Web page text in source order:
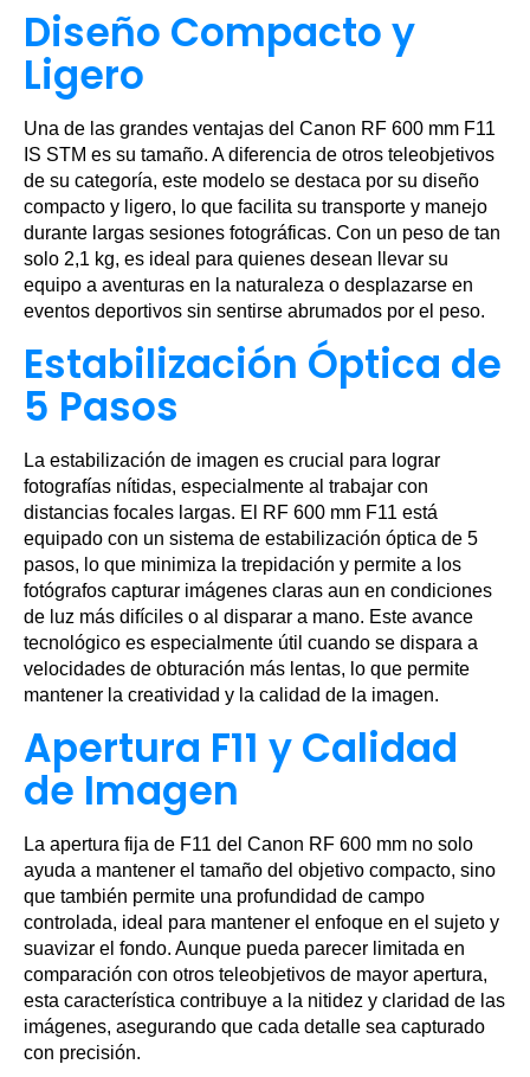
Diseño Compacto y
Ligero
Una de las grandes ventajas del Canon RF 600 mm F11
IS STM es su tamaño. A diferencia de otros teleobjetivos
de su categoría, este modelo se destaca por su diseño
compacto y ligero, lo que facilita su transporte y manejo
durante largas sesiones fotográficas. Con un peso de tan
solo 2,1 kg, es ideal para quienes desean llevar su
equipo a aventuras en la naturaleza o desplazarse en
eventos deportivos sin sentirse abrumados por el peso.
Estabilización Óptica de
5 Pasos
La estabilización de imagen es crucial para lograr
fotografías nítidas, especialmente al trabajar con
distancias focales largas. El RF 600 mm F11 está
equipado con un sistema de estabilización óptica de 5
pasos, lo que minimiza la trepidación y permite a los
fotógrafos capturar imágenes claras aun en condiciones
de luz más difíciles o al disparar a mano. Este avance
tecnológico es especialmente útil cuando se dispara a
velocidades de obturación más lentas, lo que permite
mantener la creatividad y la calidad de la imagen.
Apertura F11 y Calidad
de Imagen
La apertura fija de F11 del Canon RF 600 mm no solo
ayuda a mantener el tamaño del objetivo compacto, sino
que también permite una profundidad de campo
controlada, ideal para mantener el enfoque en el sujeto y
suavizar el fondo. Aunque pueda parecer limitada en
comparación con otros teleobjetivos de mayor apertura,
esta característica contribuye a la nitidez y claridad de las
imágenes, asegurando que cada detalle sea capturado
con precisión.